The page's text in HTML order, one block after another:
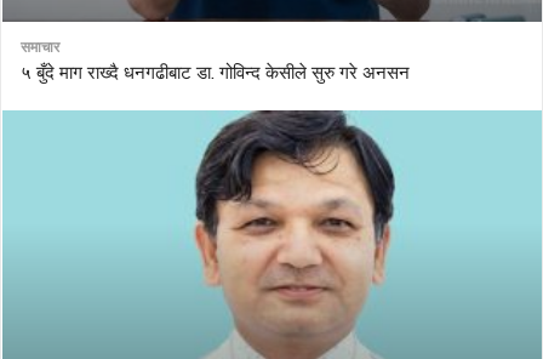
समाचार
५ बुँदे माग राख्दै धनगढीबाट डा. गोविन्द केसीले सुरु गरे अनसन